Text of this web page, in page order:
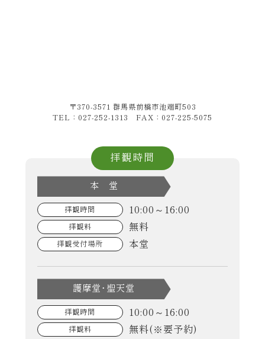
〒370-3571 群馬県前橋市池端町503
TEL：027-252-1313 FAX：027-225-5075
拝観時間
本 堂
拝観時間 10:00～16:00
拝観料 無料
拝観受付場所 本堂
護摩堂･聖天堂
拝観時間 10:00～16:00
拝観料 無料(※要予約)